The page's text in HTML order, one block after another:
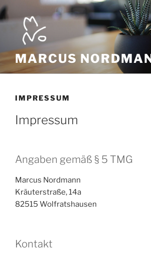
Zum
Inhalt
springen
MARCUS
IMPRESSUM
Impressum
Angaben gemäß § 5 TMG
Marcus Nordmann
Kräuterstraße, 14a
82515 Wolfratshausen
Kontakt